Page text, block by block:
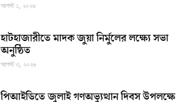
আগস্ট ১, ২০২৬
হাটহাজারীতে মাদক জুয়া নির্মুলের লক্ষ্যে সভা
অনুষ্ঠিত
আগস্ট ৩, ২০২৬
পিআইডিতে জুলাই গণঅভ্যুত্থান দিবস উপলক্ষে